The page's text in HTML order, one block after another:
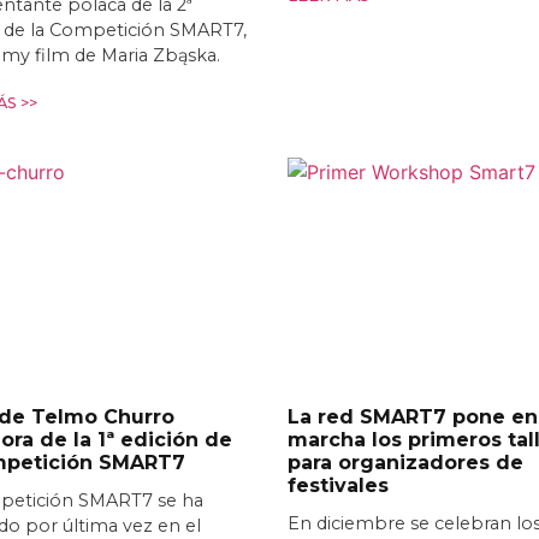
polaca de la 2ª
la Competición SMART7,
film de Maria Zbąska.
>>
Telmo Churro
de la 1ª edición de
SMART7
SMART7 se ha
por última vez en el
La red SMART7 pone en
marcha los primeros
para organizadores de
festivales
En diciembre se celebran